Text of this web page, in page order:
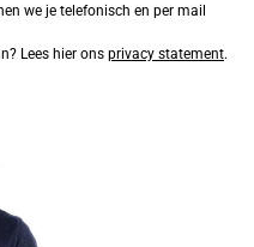
we je telefonisch en per mail
Lees hier ons privacy statement.